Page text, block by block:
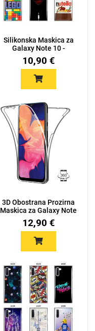
Silikonska Maskica za
Galaxy Note 10 -
Šareni...
10,90 €
3D Obostrana Prozirna
Maskica za Galaxy Note
1...
12,90 €